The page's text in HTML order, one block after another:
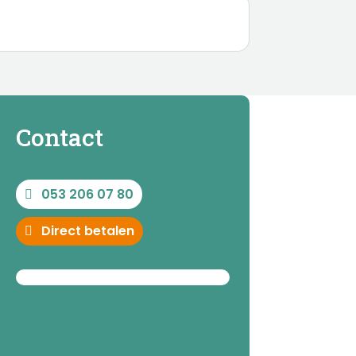
Contact
053 206 07 80
Direct betalen